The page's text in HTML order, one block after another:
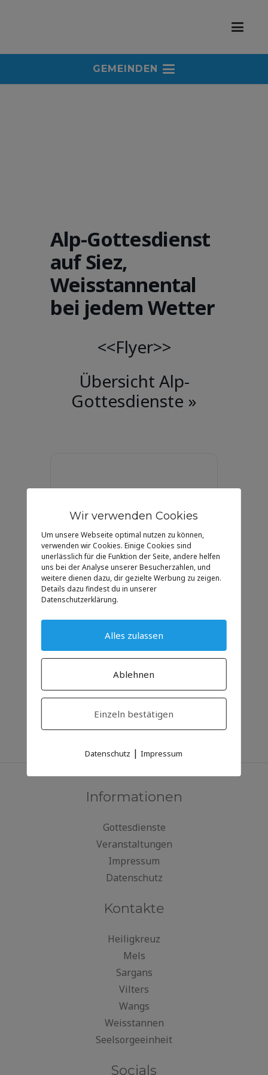
GEMEINDEN
Alp-Gottesdienst
auf Siez,
Weisstannental
bei jedem Wetter
<<Flyer>>
Übersicht Alp-
Gottesdienste »
20 Juli 2025
UHRZEIT
11:00
KATEGORIE
Anlass
für Familien
Informationen
Gottesdienste
Veranstaltungen
Impressum
Datenschutz
Kontakte
Heiligkreuz
Mels
Sargans
Vilters
Wangs
Weisstannen
Seelsorgeeinheit
Socials
Wir verwenden Cookies
Um unsere Webseite optimal nutzen zu können,
verwenden wir Cookies. Einige Cookies sind
unerlässlich für die Funktion der Seite, andere helfen
uns bei der Analyse unserer Besucherzahlen, und
weitere dienen dazu, dir gezielte Werbung zu zeigen.
Details dazu findest du in unserer
Datenschutzerklärung.
Alles zulassen
Ablehnen
Einzeln bestätigen
Datenschutz |Impressum